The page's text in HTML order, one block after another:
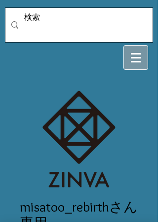
misatoo_rebirthさん